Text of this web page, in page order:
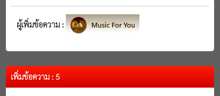
ผู้เพิ่มข้อความ :
เพิ่มข้อความ : 5